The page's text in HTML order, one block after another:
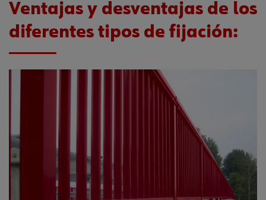
Ventajas y desventajas de los
diferentes tipos de fijación: